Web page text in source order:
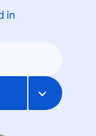
in